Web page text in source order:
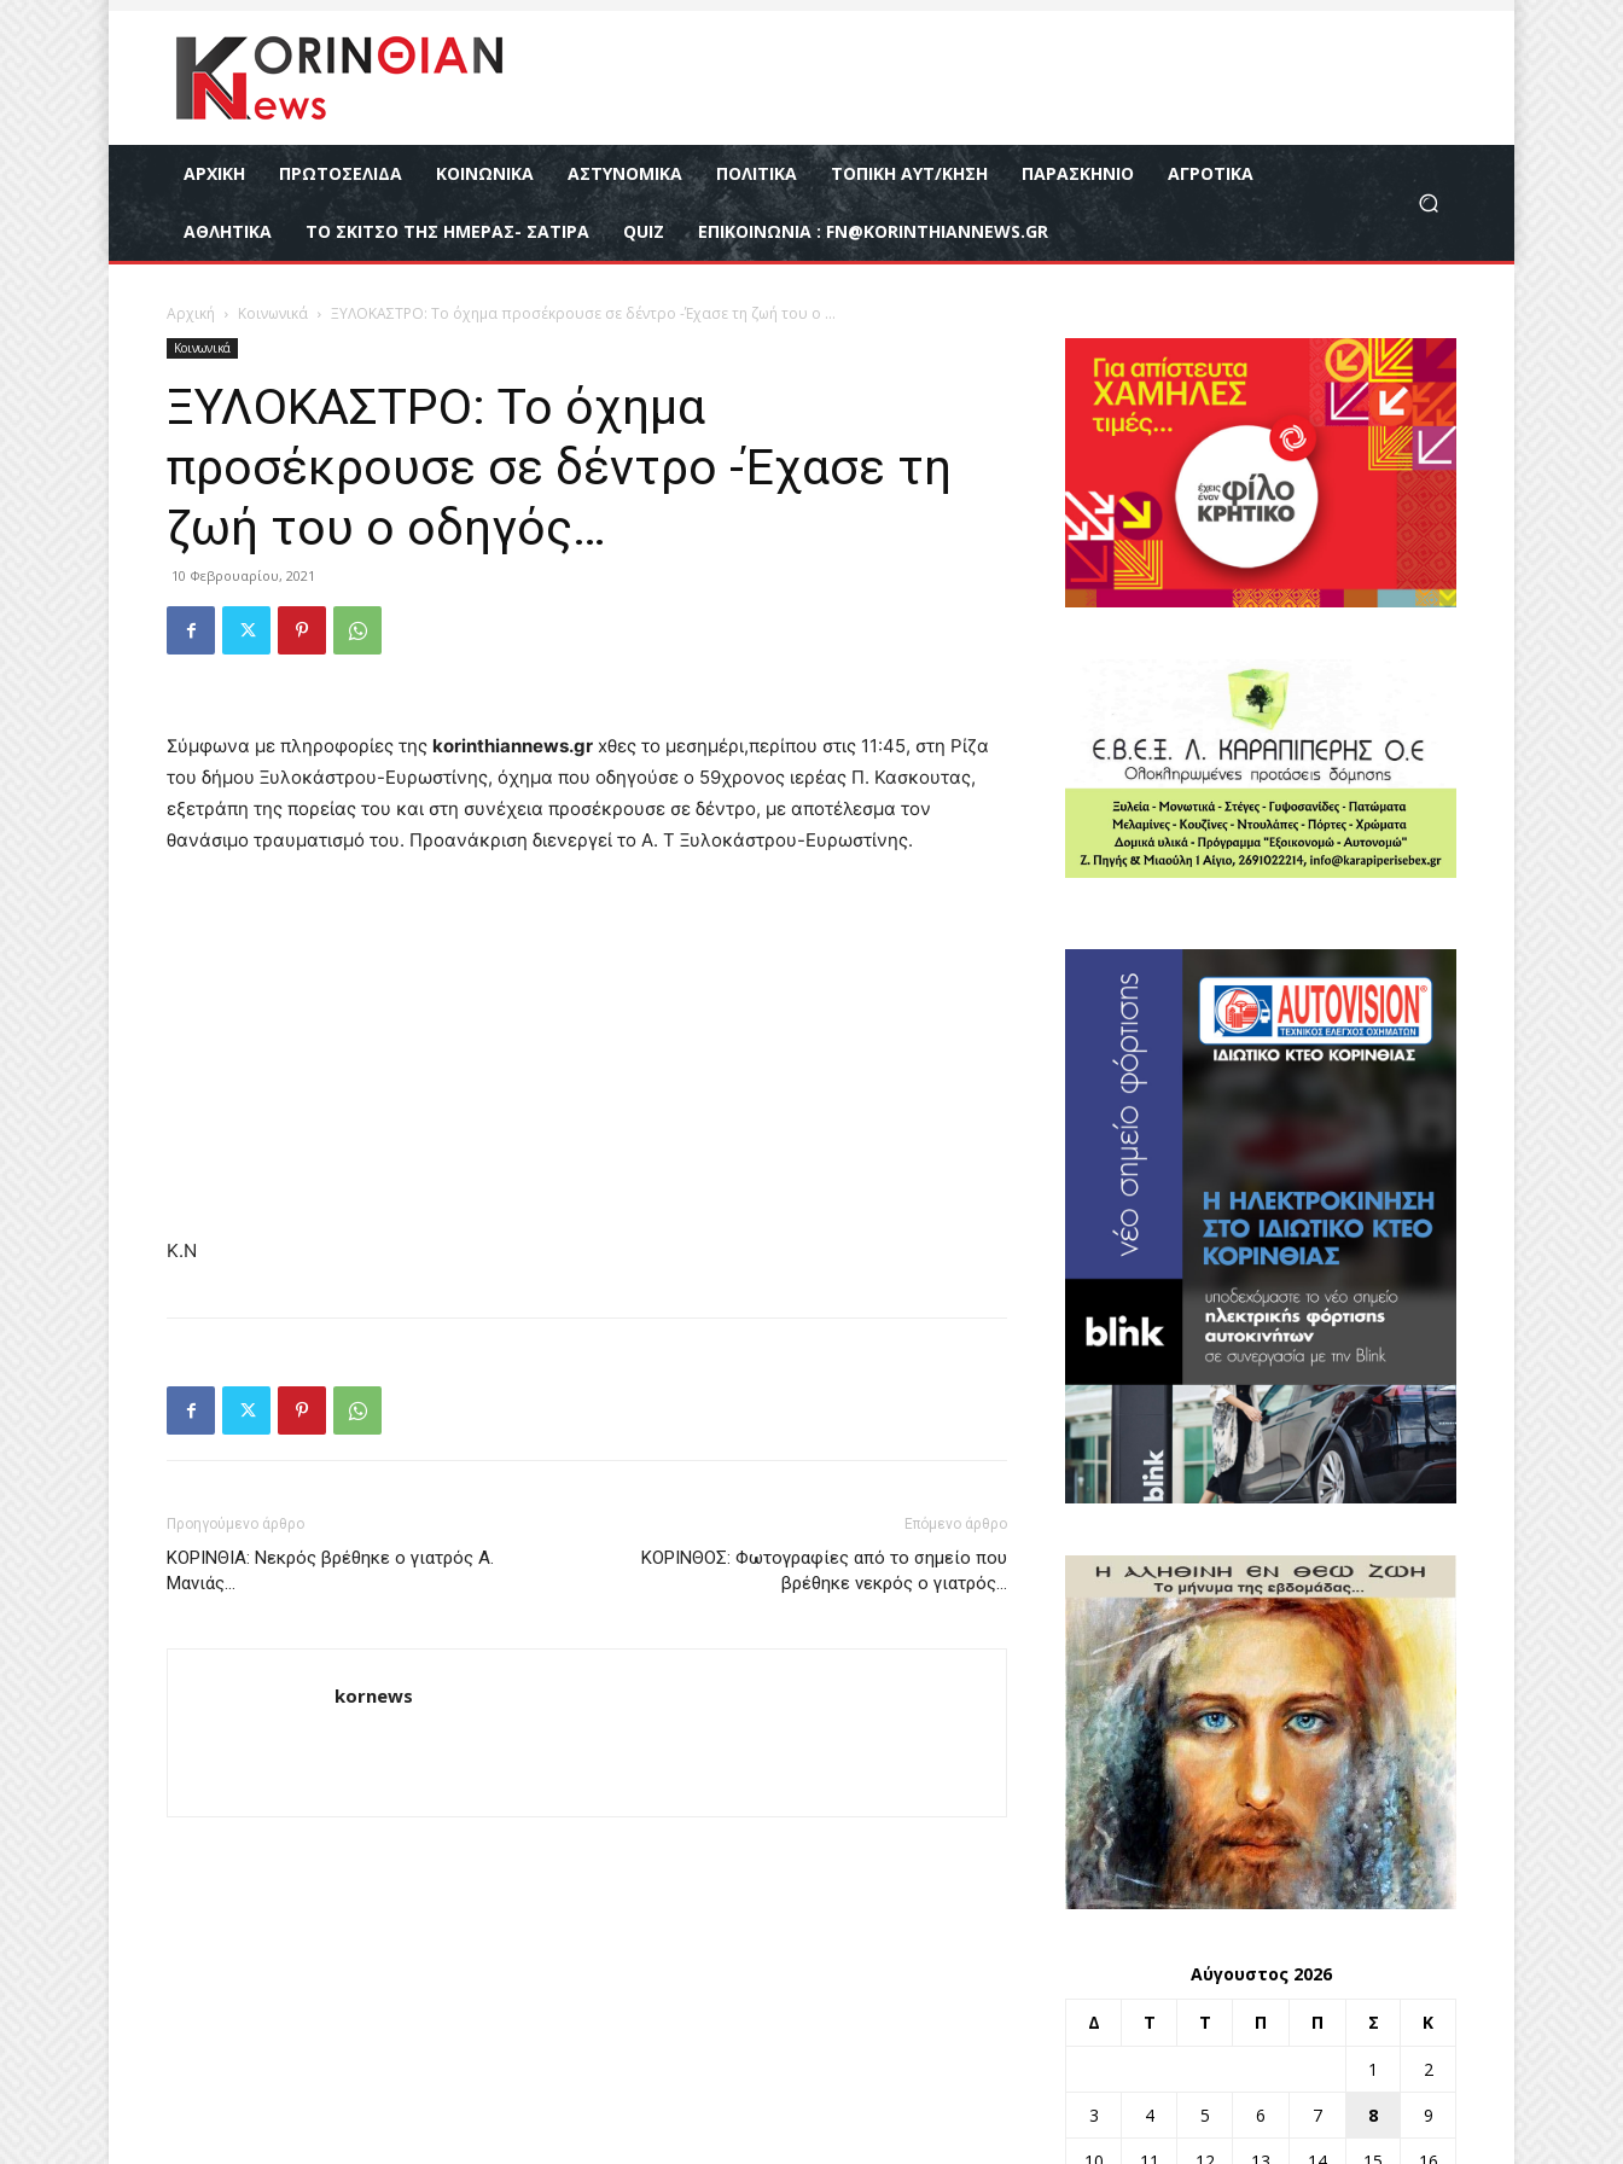
ΑΡΧΙΚΉ ΠΡΩΤΟΣΕΛΙΔΑ ΚΟΙΝΩΝΙΚΆ ΑΣΤΥΝΟΜΙΚΆ ΠΟΛΙΤΙΚΆ ΤΟΠΙΚΉ ΑΥΤ/ΚΗΣΗ ΠΑΡΑΣΚΉΝΙΟ ΑΓΡΟΤΙΚΆ
ΑΘΛΗΤΙΚΆ ΤΟ ΣΚΙΤΣΟ ΤΗΣ ΗΜΕΡΑΣ- ΣΑΤΙΡΑ QUIZ ΕΠΙΚΟΙΝΩΝΊΑ : FN@KORINTHIANNEWS.GR
Αρχική Κοινωνικά ΞΥΛΟΚΑΣΤΡΟ: Το όχημα προσέκρουσε σε δέντρο -Έχασε τη ζωή του ο ...
Κοινωνικά
ΞΥΛΟΚΑΣΤΡΟ: Το όχημα
προσέκρουσε σε δέντρο -Έχασε τη
ζωή του ο οδηγός…
10 Φεβρουαρίου, 2021
Σύμφωνα με πληροφορίες της korinthiannews.gr xθες το μεσημέρι,περίπου στις 11:45, στη Ρίζα
του δήμου Ξυλοκάστρου-Ευρωστίνης, όχημα που οδηγούσε ο 59χρονος ιερέας Π. Κασκουτας,
εξετράπη της πορείας του και στη συνέχεια προσέκρουσε σε δέντρο, με αποτέλεσμα τον
θανάσιμο τραυματισμό του. Προανάκριση διενεργεί το Α. Τ Ξυλοκάστρου-Ευρωστίνης.
Κ.Ν
Προηγούμενο άρθρο
ΚΟΡΙΝΘΙΑ: Νεκρός βρέθηκε ο γιατρός Α.
Μανιάς…
Επόμενο άρθρο
ΚΟΡΙΝΘΟΣ: Φωτογραφίες από το σημείο που
βρέθηκε νεκρός ο γιατρός…
kornews
Αύγουστος 2026
Δ Τ Τ Π Π Σ Κ
1
2
3
4 5 6 7 8
9